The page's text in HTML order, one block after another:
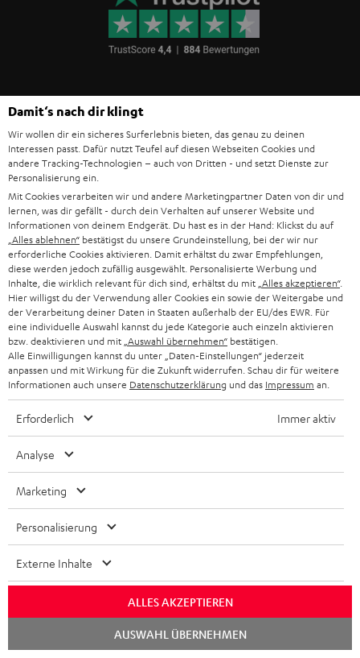
Teufel Blog
Audio-Technologien, HiFi-Trends, Tipps & Tricks
Teufel Support
Häufige Fragen
Kontakt
Rückgabe / Rücktritt
Sendungsverfolgung
Store Finder
Erlebe unsere Produkte hautnah und lass dich persönlich
im Store beraten.
BIS ZU
CHF 45
N
Wähle deinen Gutschein!
Damit‘s nach dir klingt
Wir wollen dir ein sicheres Surferlebnis bieten, das genau zu deinen
Interessen passt. Dafür nutzt Teufel auf diesen Webseiten Cookies und
andere Tracking-Technologien – auch von Dritten - und setzt Dienste zur
Personalisierung ein.
Mit Cookies verarbeiten wir und andere Marketingpartner Daten von dir und
lernen, was dir gefällt - durch dein Verhalten auf unserer Website und
Informationen von deinem Endgerät. Du hast es in der Hand: Klickst du auf
„Alles ablehnen“ bestätigst du unsere Grundeinstellung, bei der wir nur
erforderliche Cookies aktivieren. Damit erhältst du zwar Empfehlungen,
diese werden jedoch zufällig ausgewählt. Personalisierte Werbung und
Inhalte, die wirklich relevant für dich sind, erhältst du mit „Alles akzeptieren“.
Hier willigst du der Verwendung aller Cookies ein sowie der Weitergabe und
der Verarbeitung deiner Daten in Staaten außerhalb der EU/des EWR. Für
eine individuelle Auswahl kannst du jede Kategorie auch einzeln aktivieren
bzw. deaktivieren und mit „Auswahl übernehmen“ bestätigen.
Alle Einwilligungen kannst du unter „Daten-Einstellungen“ jederzeit
anpassen und mit Wirkung für die Zukunft widerrufen. Schau dir für weitere
Informationen auch unsere Datenschutzerklärung und das Impressum an.
Erforderlich Immer aktiv
Analyse
Marketing
Personalisierung
Externe Inhalte
ALLES AKZEPTIEREN
AUSWAHL ÜBERNEHMEN